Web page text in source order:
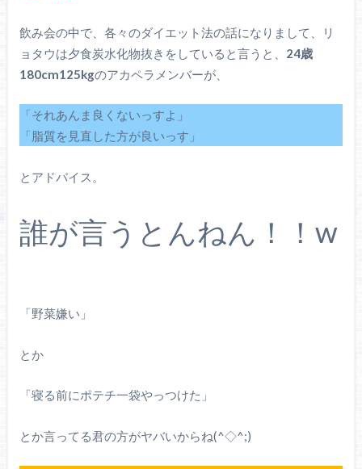
飲み会の中で、各々のダイエット法の話になりまして、リ
ョタウは夕食炭水化物抜きをしていると言うと、 24歳
180cm125kgのアカペラメンバーが、
「それあんま良くないっすよ」
「脂質を見直した方が良いっす」
とアドバイス。
誰が言うとんねん！！w
「野菜嫌い」
とか
「寝る前にポテチ一袋やっつけた」
とか言ってる君の方がヤバいからね(^◇^;)